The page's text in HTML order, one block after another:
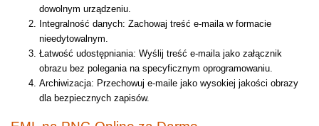
dowolnym urządzeniu.
Integralność danych: Zachowaj treść e-maila w formacie
nieedytowalnym.
Łatwość udostępniania: Wyślij treść e-maila jako załącznik
obrazu bez polegania na specyficznym oprogramowaniu.
Archiwizacja: Przechowuj e-maile jako wysokiej jakości obrazy
dla bezpiecznych zapisów.